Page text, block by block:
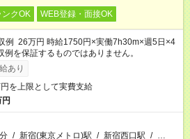
ンクOK WEB登録・面接OK
26万円 時給1750円×実働7h30m×週5日×4
を保証するものではありません。
あり
を上限として実費支給
/ 新宿(東京メトロ)駅 / 新宿西口駅 / …